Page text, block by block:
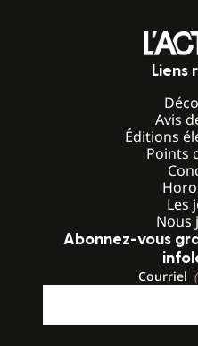
Liens
Avis
Éditions
Points
Les
Nous
Abonnez-vous
Courriel